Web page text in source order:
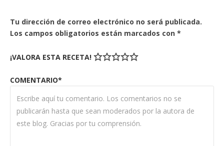
Tu dirección de correo electrónico no será publicada.
Los campos obligatorios están marcados con *
¡VALORA ESTA RECETA!
COMENTARIO*